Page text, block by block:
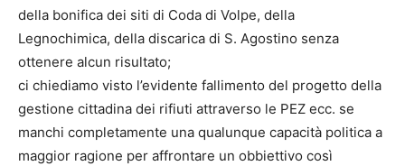
della bonifica dei siti di Coda di Volpe, della
Legnochimica, della discarica di S. Agostino senza
ottenere alcun risultato;
ci chiediamo visto l’evidente fallimento del progetto della
gestione cittadina dei rifiuti attraverso le PEZ ecc. se
manchi completamente una qualunque capacità politica a
maggior ragione per affrontare un obbiettivo così